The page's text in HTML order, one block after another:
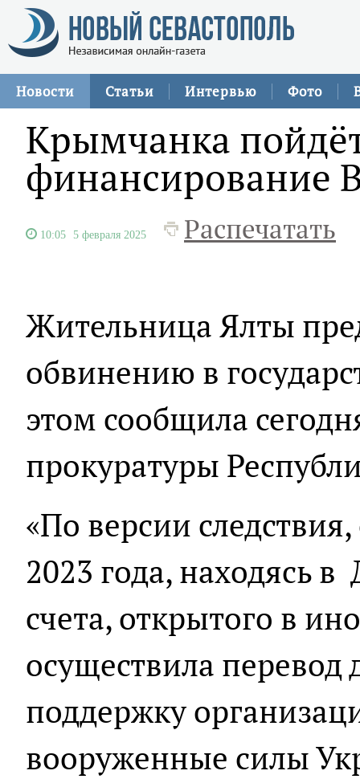
Новости Статьи Интервью Фото
Крымчанка
финансирование
10:05 5 февраля 2025 Распечатать
Жительница Ялты
обвинению в
этом сообщила
прокуратуры
«По версии
2023 года, находясь
счета, открытого в
осуществила перевод
поддержку
вооруженные силы